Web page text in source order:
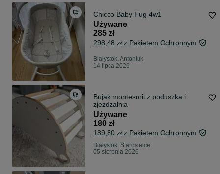
Chicco Baby Hug 4w1
Używane
285 zł
298,48 zł z Pakietem Ochronnym
Białystok, Antoniuk
14 lipca 2026
Bujak montesorii z poduszka i
zjezdzalnia
Używane
180 zł
189,80 zł z Pakietem Ochronnym
Białystok, Starosielce
05 sierpnia 2026